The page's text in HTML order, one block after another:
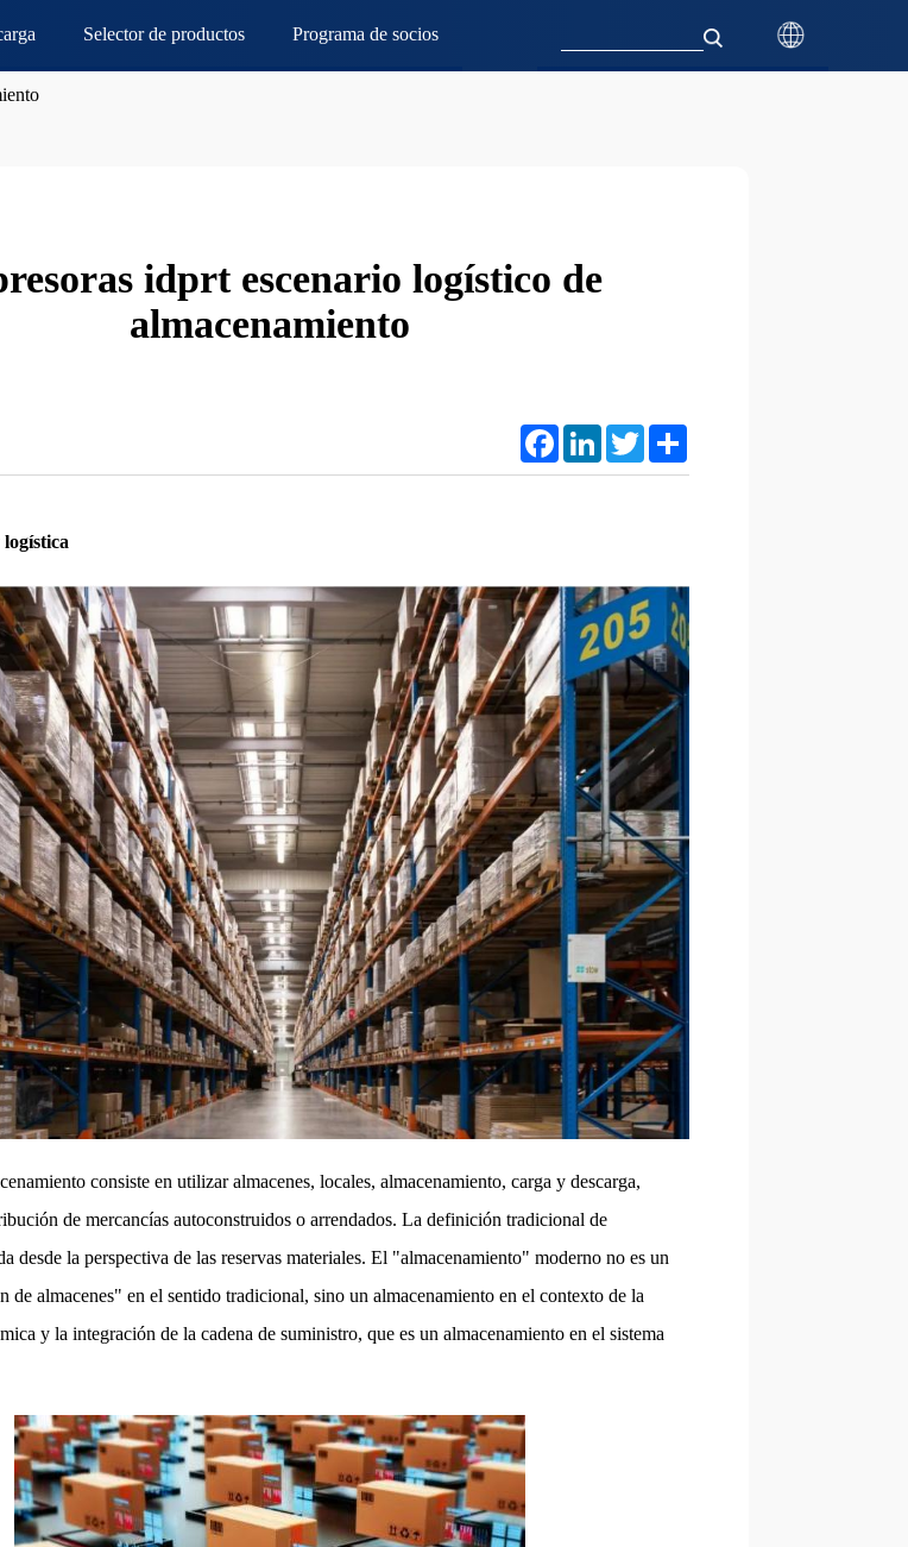
Selector de productos Programa de socios
idprt escenario logístico de
almacenamiento
FacebookLinkedIn Twitter
consiste en utilizar almacenes, locales, almacenamiento, carga y descarga,
de mercancías autoconstruidos o arrendados. La definición tradicional de
desde la perspectiva de las reservas materiales. El "almacenamiento" moderno no es un
de almacenes" en el sentido tradicional, sino un almacenamiento en el contexto de la
y la integración de la cadena de suministro, que es un almacenamiento en el sistema